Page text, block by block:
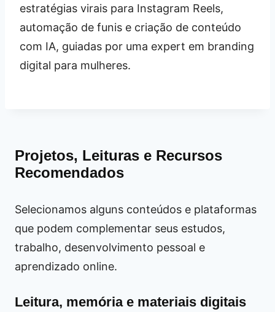
estratégias virais para Instagram Reels,
automação de funis e criação de conteúdo
com IA, guiadas por uma expert em branding
digital para mulheres.
Projetos, Leituras e Recursos
Recomendados
Selecionamos alguns conteúdos e plataformas
que podem complementar seus estudos,
trabalho, desenvolvimento pessoal e
aprendizado online.
Leitura, memória e materiais digitais